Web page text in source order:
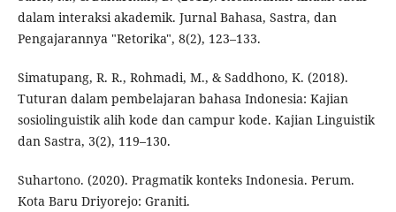
dalam interaksi akademik. Jurnal Bahasa, Sastra, dan
Pengajarannya "Retorika", 8(2), 123–133.
Simatupang, R. R., Rohmadi, M., & Saddhono, K. (2018).
Tuturan dalam pembelajaran bahasa Indonesia: Kajian
sosiolinguistik alih kode dan campur kode. Kajian Linguistik
dan Sastra, 3(2), 119–130.
Suhartono. (2020). Pragmatik konteks Indonesia. Perum.
Kota Baru Driyorejo: Graniti.